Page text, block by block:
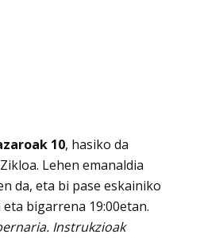
10, hasiko da
Lehen emanaldia
da, eta bi pase eskainiko
bigarrena 19:00etan.
Instrukzioak